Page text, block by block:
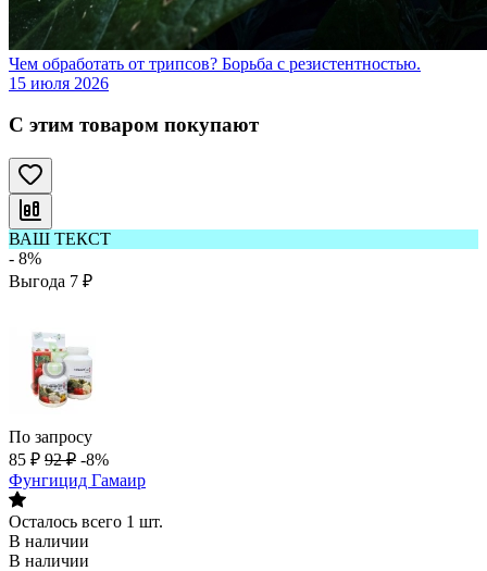
Чем обработать от трипсов? Борьба с резистентностью.
15 июля 2026
С этим товаром покупают
ВАШ ТЕКСТ
- 8%
Выгода 7 ₽
По запросу
85 ₽ 92 ₽ -8%
Фунгицид Гамаир
Осталось всего 1 шт.
В наличии
В наличии